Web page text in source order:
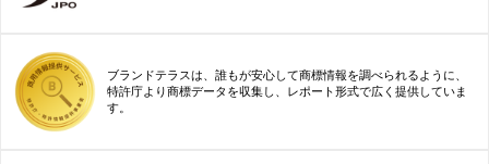
ブランドテラスは、誰もが安心して商標情報を調べられるように、
特許庁より商標データを収集し、レポート形式で広く提供していま
す。